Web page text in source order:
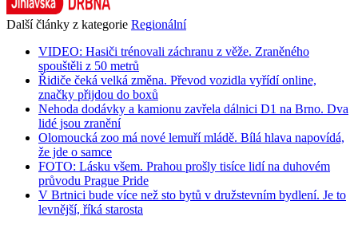
Další články z kategorie Regionální
VIDEO: Hasiči trénovali záchranu z věže. Zraněného
spouštěli z 50 metrů
Řidiče čeká velká změna. Převod vozidla vyřídí online,
značky přijdou do boxů
Nehoda dodávky a kamionu zavřela dálnici D1 na Brno. Dva
lidé jsou zranění
Olomoucká zoo má nové lemuří mládě. Bílá hlava napovídá,
že jde o samce
FOTO: Lásku všem. Prahou prošly tisíce lidí na duhovém
průvodu Prague Pride
V Brtnici bude více než sto bytů v družstevním bydlení. Je to
levnější, říká starosta